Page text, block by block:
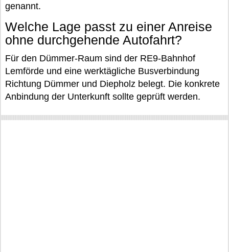
genannt.
Welche Lage passt zu einer Anreise
ohne durchgehende Autofahrt?
Für den Dümmer-Raum sind der RE9-Bahnhof
Lemförde und eine werktägliche Busverbindung
Richtung Dümmer und Diepholz belegt. Die konkrete
Anbindung der Unterkunft sollte geprüft werden.